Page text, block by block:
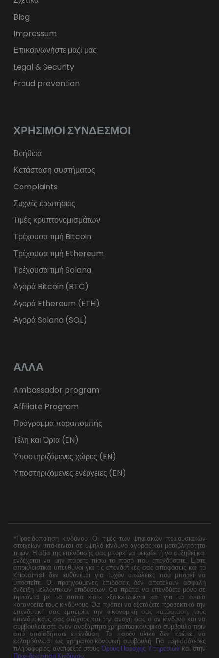
Blog
Impressum
Επικοινωνήστε μαζί μας
Legal & Security
Fraud prevention
ΧΡΉΣΙΜΟΙ ΣΎΝΔΕΣΜΟΙ
Βοήθεια
Κατάσταση συστήματος
Complaints
Συχνές ερωτήσεις
Τιμές κρυπτονομισμάτων
Τρέχουσα τιμή Bitcoin
Τρέχουσα τιμή Ethereum
Τρέχουσα τιμή Solana
Αγορά Bitcoin (BTC)
Αγορά Ethereum (ETH)
Αγορά Solana (SOL)
ΑΛΛΑ
Ambassador program
Affiliate Program
Πρόγραμμα παραπομπής
Τέλη και Όρια (EN)
Υποστηριζόμενες χώρες (EN)
Υποστηριζόμενες ενέργειες (EN)
*Προειδοποίηση κινδύνου: Οι τιμές των ψηφιακών περιουσιακών
στοιχείων υπόκεινται σε υψηλό κίνδυνο αγοράς και μεταβλητότητα
τιμών. Η αξία της επένδυσής σας μπορεί να μειωθεί ή να αυξηθεί και
ενδέχεται να μην πάρετε πίσω το ποσό που επενδύσατε. Είστε
αποκλειστικά υπεύθυνοι για τις επενδυτικές σας αποφάσεις και το
Kriptomat δεν ευθύνεται για τυχόν απώλειες που μπορεί να
υποστείτε. Οι προηγούμενες επιδόσεις δεν αποτελούν ασφαλή
ένδειξη μελλοντικών επιδόσεων. Θα πρέπει να επενδύετε μόνο σε
προϊόντα με τα οποία είστε εξοικειωμένοι και για τα οποία
κατανοείτε τους κινδύνους. Θα πρέπει να εξετάζετε προσεκτικά την
επενδυτική σας εμπειρία, την οικονομική σας κατάσταση, τους
επενδυτικούς σας στόχους και την ανοχή σας στον κίνδυνο και να
συμβουλεύεστε έναν ανεξάρτητο χρηματοοικονομικό σύμβουλο πριν
από οποιαδήποτε επένδυση. Το παρόν υλικό δεν πρέπει να
εκλαμβάνεται ως χρηματοοικονομική συμβουλή. Για περισσότερες
πληροφορίες, ανατρέξτε στουςΌρους Παροχής Υπηρεσιών και στην
Προειδοποίηση Κινδύνου.